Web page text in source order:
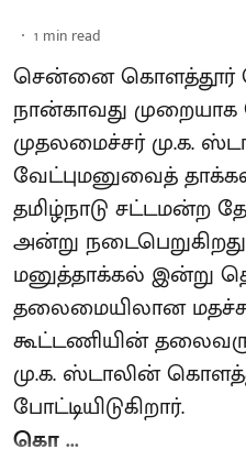
1 min read
சென்னை கொளத்தூர்
நான்காவது முறையாக
முதலமைச்சர் மு.க.
வேட்புமனுவைத்
தமிழ்நாடு சட்டமன்ற
அன்று
மனுத்தாக்கல் இன்று
தலைமையிலான
கூட்டணியின்
மு.க. ஸ்டாலின்
போட்டியிடுகிறார்.
கொ ...